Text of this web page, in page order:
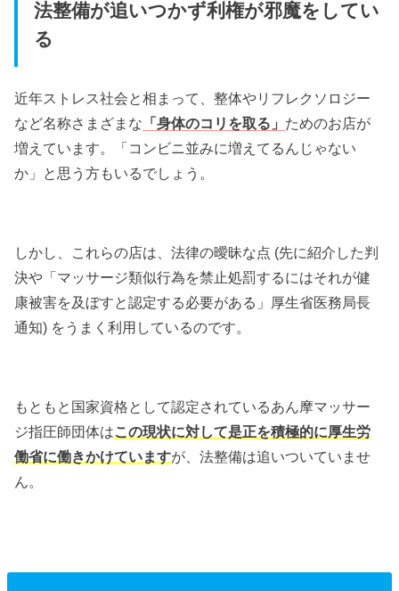
法整備が追いつかず利権が邪魔をしてい
る
近年ストレス社会と相まって、整体やリフレクソロジー
など名称さまざまな 「身体のコリを取る」 ためのお店が
増えています。「コンビニ並みに増えてるんじゃない
か」と思う方もいるでしょう。
しかし、これらの店は、法律の曖昧な点 (先に紹介した判
決や「マッサージ類似行為を禁止処罰するにはそれが健
康被害を及ぼすと認定する必要がある」厚生省医務局長
通知) をうまく利用しているのです。
もともと国家資格として認定されているあん摩マッサー
ジ指圧師団体はこの現状に対して是正を積極的に厚生労
働省に働きかけていますが、法整備は追いついていませ
ん。